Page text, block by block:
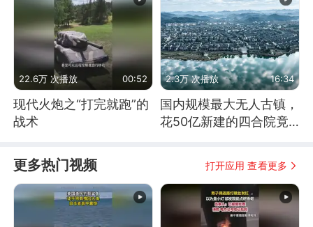
22.6万 次播放 00:52
现代火炮之“打完就跑”的
战术
2.3万 次播放 16:34
国内规模最大无人古镇，
花50亿新建的四合院竟
更多热门视频 打开应用 查看更多